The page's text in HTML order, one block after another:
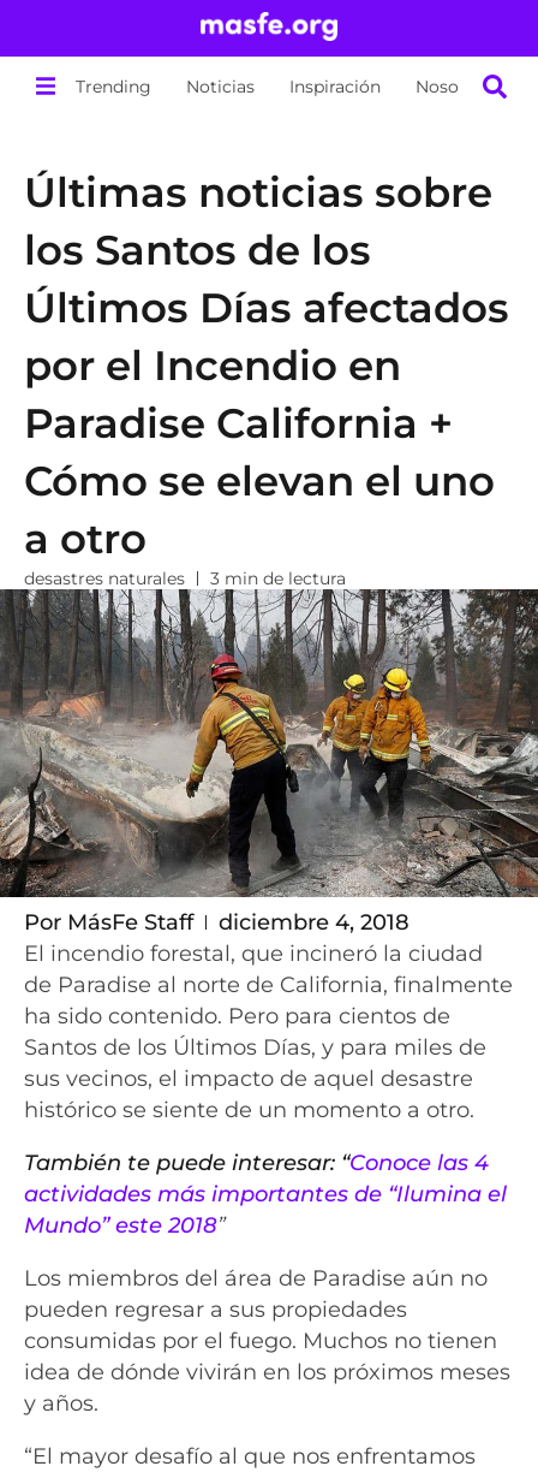
Trending Noticias Inspiración Nosotros
Últimas noticias sobre
los Santos de los
Últimos Días afectados
por el Incendio en
Paradise California +
Cómo se elevan el uno
a otro
desastres naturales 3 min de lectura
Por MásFe Staff
diciembre 4, 2018
El incendio forestal, que incineró la ciudad
de Paradise al norte de California, finalmente
ha sido contenido. Pero para cientos de
Santos de los Últimos Días, y para miles de
sus vecinos, el impacto de aquel desastre
histórico se siente de un momento a otro.
También te puede interesar: “Conoce las 4
actividades más importantes de “Ilumina el
Mundo” este 2018”
Los miembros del área de Paradise aún no
pueden regresar a sus propiedades
consumidas por el fuego. Muchos no tienen
idea de dónde vivirán en los próximos meses
y años.
“El mayor desafío al que nos enfrentamos